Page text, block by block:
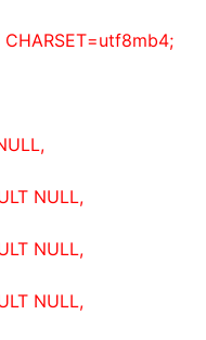
CHARSET=utf8mb4;
NULL,
NULL,
NULL,